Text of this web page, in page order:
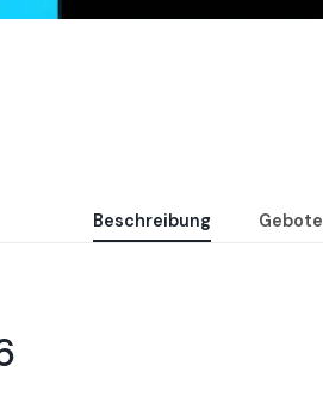
Beschreibung Gebote